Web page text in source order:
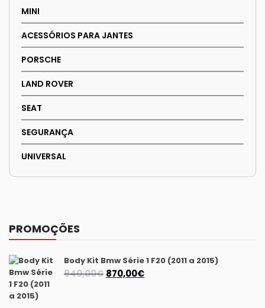
MINI
ACESSÓRIOS PARA JANTES
PORSCHE
LAND ROVER
SEAT
SEGURANÇA
UNIVERSAL
PROMOÇÕES
Body Kit Bmw Série 1 F20 (2011 a 2015)
940,00€ O
870,00€O